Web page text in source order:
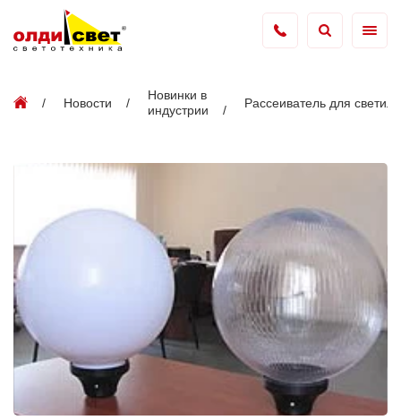
Новости
Новинки в
индустрии
Рассеиватель для